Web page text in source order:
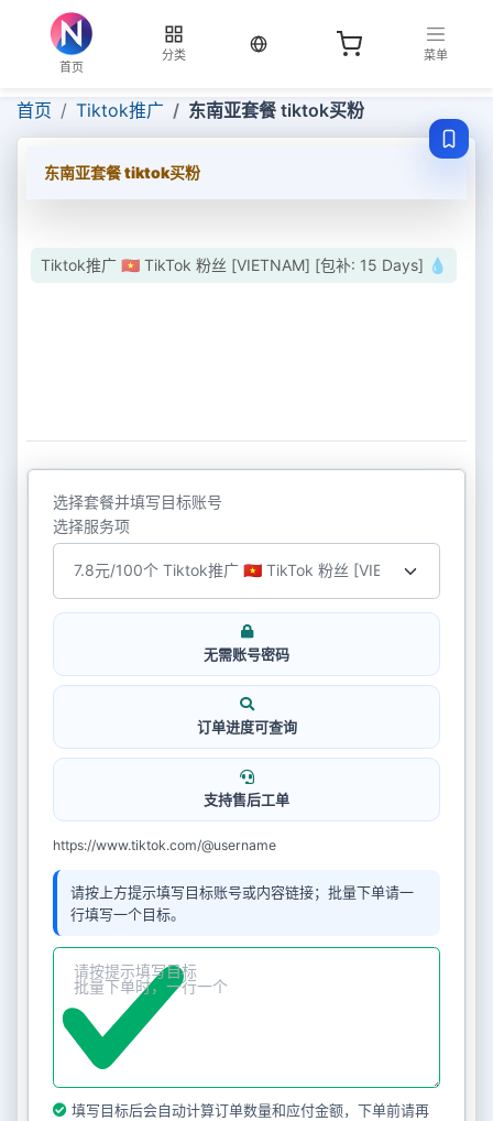
首页
分类
当前语言：中文
菜单
首页 Tiktok推广 东南亚套餐 tiktok买粉
东南亚套餐 tiktok买粉
Tiktok推广 🇻🇳 TikTok 粉丝 [VIETNAM] [包补: 15 Days] 💧
选择套餐并填写目标账号
选择服务项
无需账号密码
订单进度可查询
支持售后工单
https://www.tiktok.com/@username
请按上方提示填写目标账号或内容链接；批量下单请一
行填写一个目标。
填写目标后会自动计算订单数量和应付金额，下单前请再